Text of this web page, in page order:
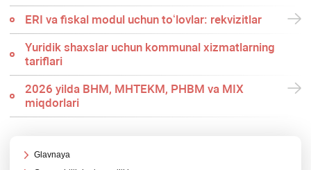
ERI va fiskal modul uchun toʻlovlar: rekvizitlar
Yuridik shaхslar uchun kommunal хizmatlarning
tariflari
2026 yilda BHM, MHTEKM, PHBM va MIX
miqdorlari
Glavnaya